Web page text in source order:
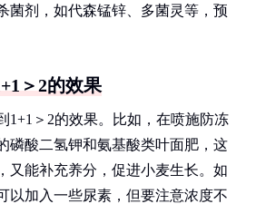
菌剂，如代森锰锌、多菌灵等，预
＞2的效果
1+1＞2的效果。比如，在喷施防冻
磷酸二氢钾和氨基酸类叶面肥，这
又能补充养分，促进小麦生长。如
以加入一些尿素，但要注意浓度不